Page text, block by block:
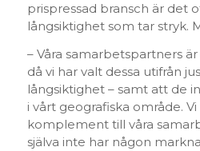
prispressad bransch är det
långsiktighet som tar stryk.
– Våra samarbetspartners
då vi har valt dessa utifrån
långsiktighet – samt att de
i vårt geografiska område.
komplement till våra
själva inte har någon